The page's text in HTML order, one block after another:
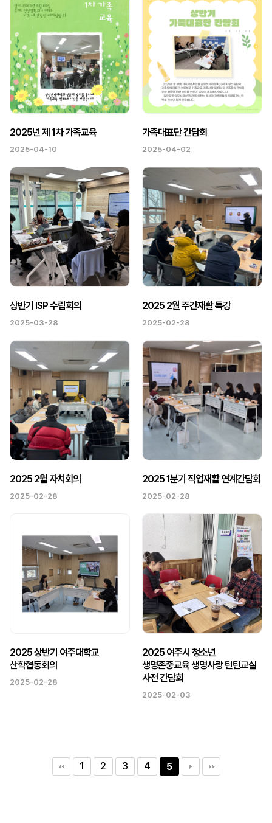
2025년 제 1차 가족교육
2025-04-10
가족대표단 간담회
2025-04-02
상반기 ISP 수립회의
2025-03-28
2025 2월 주간재활 특강
2025-02-28
2025 2월 자치회의
2025-02-28
2025 1분기 직업재활 연계간담회
2025-02-28
2025 상반기 여주대학교
산학협동회의
2025-02-28
2025 여주시 청소년
생명존중교육 생명사랑 틴틴교실
사전 간담회
2025-02-03
1 2 3 4 5